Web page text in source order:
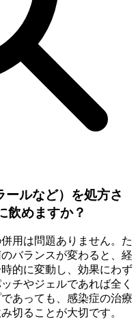
ルなど）を処方さ
飲めますか？
用は問題ありません。た
バランスが変わると、経
的に変動し、効果にわず
チやジェルであれば全く
あっても、感染症の治療
切ることが大切です。